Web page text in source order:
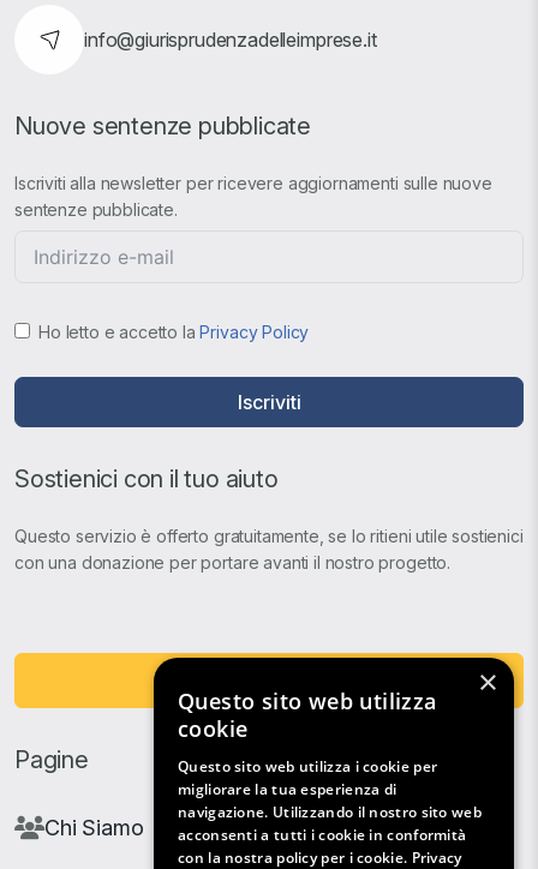
info@giurisprudenzadelleimprese.it
Nuove sentenze pubblicate
Iscriviti alla newsletter per ricevere aggiornamenti sulle nuove
sentenze pubblicate.
Ho letto e accetto laPrivacy Policy
Iscriviti
Sostienici con il tuo aiuto
Questo servizio è offerto gratuitamente, se lo ritieni utile sostienici
con una donazione per portare avanti il nostro progetto.
Pagine
Chi Siamo
×
Questo sito web utilizza
cookie
Questo sito web utilizza i cookie per
migliorare la tua esperienza di
navigazione. Utilizzando il nostro sito web
acconsenti a tutti i cookie in conformità
con la nostra policy per i cookie. Privacy